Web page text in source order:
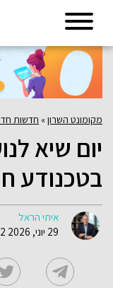
מקומונט השרון» חדשות
יום שיא
בטכנודע
איתי הראל
29 יוני, 2026 08:52